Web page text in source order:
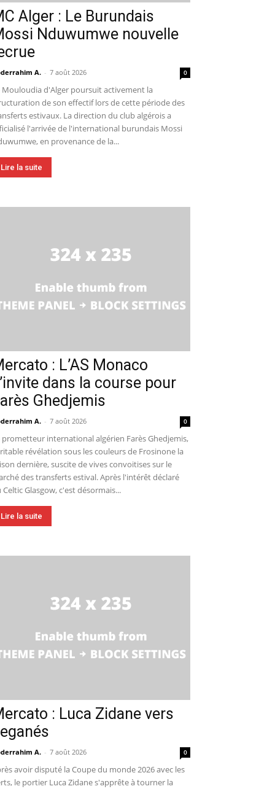
Alger : Le Burundais
Nduwumwe nouvelle
A. - 7 août 2026 0
Mouloudia d'Alger poursuit activement la
de son effectif lors de cette période des
estivaux. La direction du club algérois a
l'arrivée de l'international burundais Mossi
en provenance de la...
Lire la suite
: L’AS Monaco
dans la course pour
Ghedjemis
A. - 7 août 2026 0
prometteur international algérien Farès Ghedjemis,
révélation sous les couleurs de Frosinone la
dernière, suscite de vives convoitises sur le
des transferts estival. Après l'intérêt déclaré
Celtic Glasgow, c'est désormais...
Lire la suite
: Luca Zidane vers
A. - 7 août 2026 0
avoir disputé la Coupe du monde 2026 avec les
le portier Luca Zidane s'apprête à tourner la